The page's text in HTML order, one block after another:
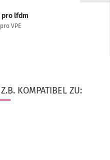
pro lfdm
VPE
KOMPATIBEL ZU: